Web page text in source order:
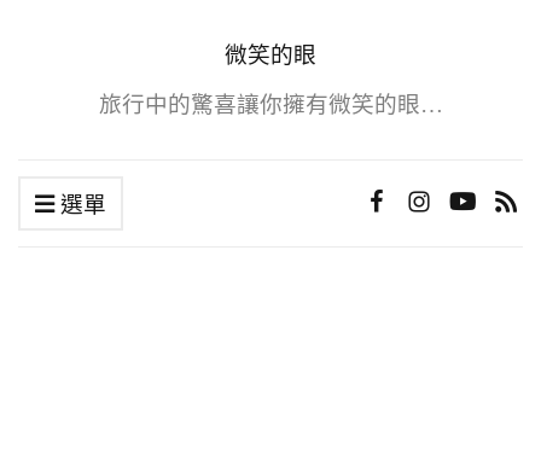
微笑的眼
旅行中的驚喜讓你擁有微笑的眼…
選單